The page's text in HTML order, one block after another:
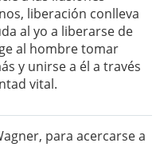
liberación conlleva
al yo a liberarse de
al hombre tomar
y unirse a él a través
vital.
para acercarse a